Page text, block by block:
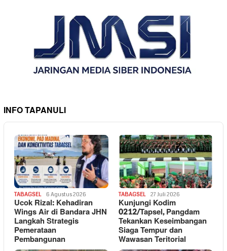
INFO TAPANULI
TABAGSEL 6 Agustus 2026
Ucok Rizal: Kehadiran
Wings Air di Bandara JHN
Langkah Strategis
Pemerataan
Pembangunan
TABAGSEL 27 Juli 2026
Kunjungi Kodim
0212/Tapsel, Pangdam
Tekankan Keseimbangan
Siaga Tempur dan
Wawasan Teritorial